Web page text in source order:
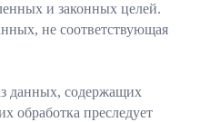
и законных целей.
не соответствующая
данных, содержащих
обработка преследует